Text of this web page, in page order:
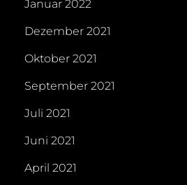
Januar 2022
Dezember 2021
Oktober 2021
September 2021
Juli 2021
Juni 2021
April 2021